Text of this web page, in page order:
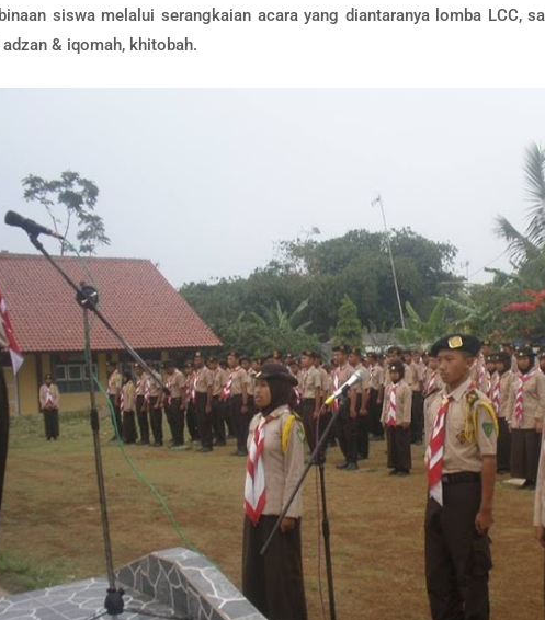
siswa melalui serangkaian acara yang diantaranya lomba LCC,
& iqomah, khitobah.